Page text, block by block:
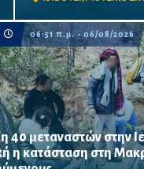
06:51 π.μ. - 06/08/2026
40 μεταναστών στην
η κατάσταση στη
σε λιγότερο από 24